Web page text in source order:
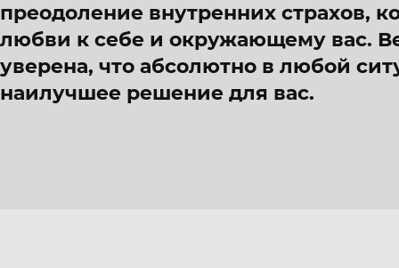
преодоление внутренних страхов,
любви к себе и окружающему вас.
уверена, что абсолютно в любой
наилучшее решение для вас.